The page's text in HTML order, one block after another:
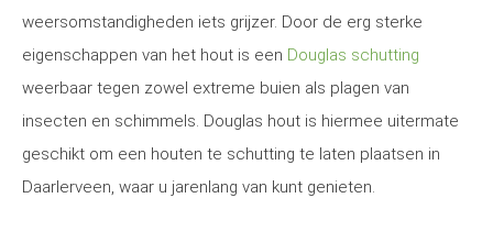
weersomstandigheden iets grijzer. Door de erg sterke
eigenschappen van het hout is een Douglas schutting
weerbaar tegen zowel extreme buien als plagen van
insecten en schimmels. Douglas hout is hiermee uitermate
geschikt om een houten te schutting te laten plaatsen in
Daarlerveen, waar u jarenlang van kunt genieten.